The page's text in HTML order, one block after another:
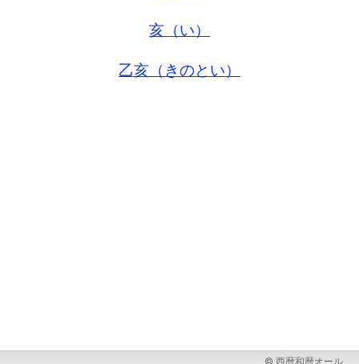
亥（い）
乙亥（きのとい）
© 西暦和暦オール